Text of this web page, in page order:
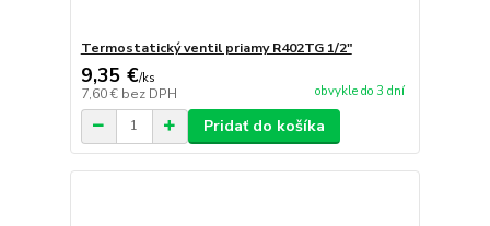
Termostatický ventil priamy R402TG 1/2"
9,35 €/ks
7,60 € bez DPH obvykle do 3 dní
Pridať do košíka